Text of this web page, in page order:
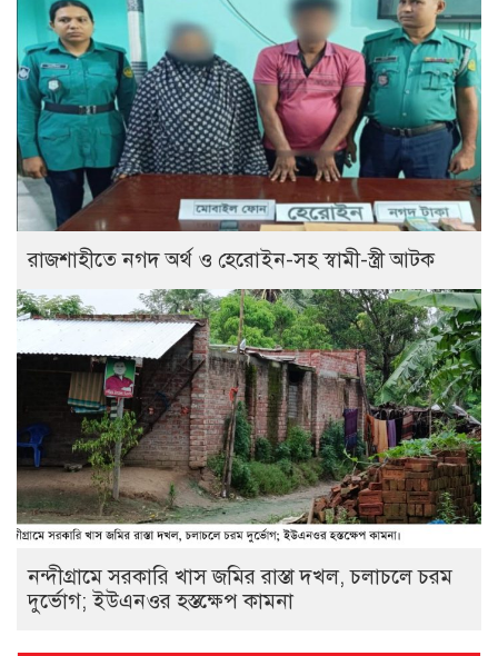
রাজশাহীতে নগদ অর্থ ও হেরোইন-সহ স্বামী-স্ত্রী আটক
নন্দীগ্রামে সরকারি খাস জমির রাস্তা দখল, চলাচলে চরম
দুর্ভোগ; ইউএনওর হস্তক্ষেপ কামনা